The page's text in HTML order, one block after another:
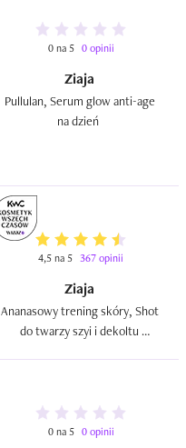
0 na 5 0 opinii
Ziaja
Pullulan, Serum glow anti-age
4,5 na 5 367 opinii
Ziaja
Ananasowy trening skóry, Shot
do twarzy szyi i dekoltu
0 na 5 0 opinii